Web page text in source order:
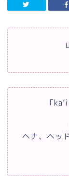
「
ヘナ、ヘッ